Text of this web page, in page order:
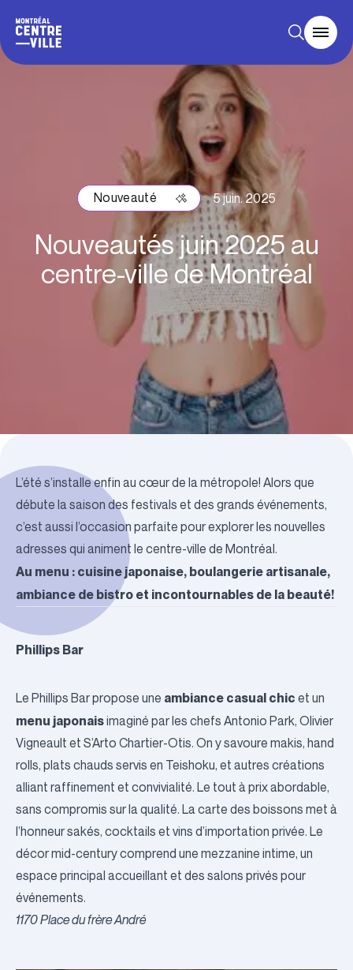
Nouveauté 5 juin. 2025
Nouveautés juin 2025 au
centre-ville de Montréal
L’été s’installe enfin au cœur de la métropole! Alors que
débute la saison des festivals et des grands événements,
c’est aussi l’occasion parfaite pour explorer les nouvelles
adresses qui animent le centre-ville de Montréal.
Au menu : cuisine japonaise, boulangerie artisanale,
ambiance de bistro et incontournables de la beauté!
Phillips Bar
Le Phillips Bar propose une ambiance casual chic et un
menu japonaisimaginé par les chefs Antonio Park, Olivier
Vigneault et S’Arto Chartier-Otis. On y savoure makis, hand
rolls, plats chauds servis en Teishoku, et autres créations
alliant raffinement et convivialité. Le tout à prix abordable,
sans compromis sur la qualité. La carte des boissons met à
l’honneur sakés, cocktails et vins d’importation privée. Le
décor mid-century comprend une mezzanine intime, un
espace principal accueillant et des salons privés pour
événements.
1170 Place du frère André